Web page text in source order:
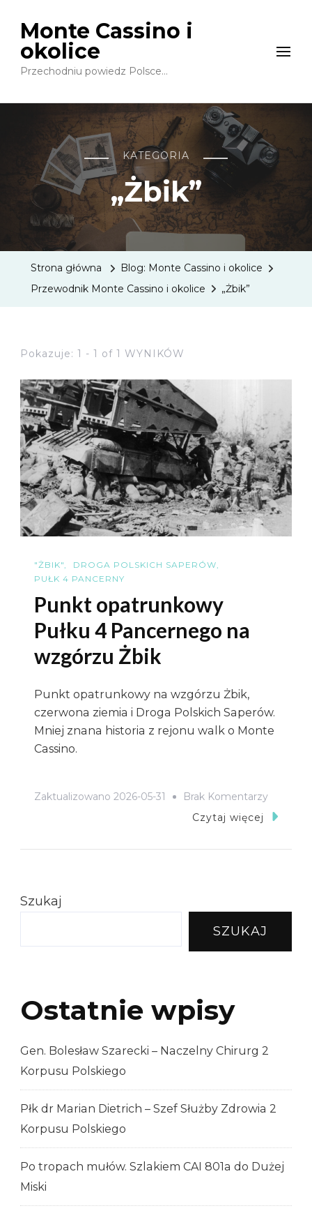
Monte Cassino i
okolice
Przechodniu powiedz Polsce…
KATEGORIA
„Żbik”
Strona główna
Blog: Monte Cassino i okolice
Przewodnik Monte Cassino i okolice
„Żbik”
Pokazuje: 1 - 1 of 1 WYNIKÓW
"ŻBIK"
DROGA POLSKICH SAPERÓW
PUŁK 4 PANCERNY
Punkt opatrunkowy
Pułku 4 Pancernego na
wzgórzu Żbik
Punkt opatrunkowy na wzgórzu Żbik,
czerwona ziemia i Droga Polskich Saperów.
Mniej znana historia z rejonu walk o Monte
Cassino.
Zaktualizowano 2026-05-31 Brak KomentarzyDo
Punkt
Czytaj więcej
Szukaj
SZUKAJ
Ostatnie wpisy
Gen. Bolesław Szarecki – Naczelny Chirurg 2
Korpusu Polskiego
Płk dr Marian Dietrich – Szef Służby Zdrowia 2
Korpusu Polskiego
Po tropach mułów. Szlakiem CAI 801a do Dużej
Miski